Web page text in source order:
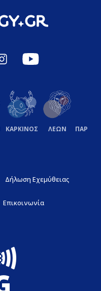
ΚΑΡΚΙΝΟΣ ΛΕΩΝ
Δήλωση Εχεμύθειας
Επικοινωνία